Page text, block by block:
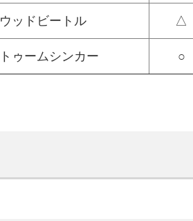
ウッドビートル △
トゥームシンカー ○